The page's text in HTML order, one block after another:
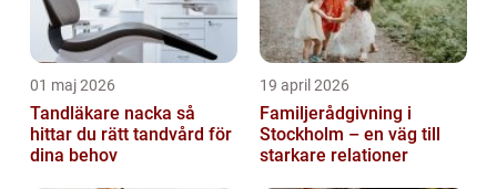
01 maj 2026
Tandläkare nacka så
hittar du rätt tandvård för
dina behov
19 april 2026
Familjerådgivning i
Stockholm – en väg till
starkare relationer